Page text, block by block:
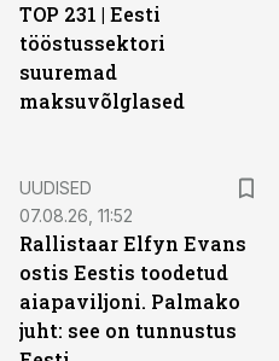
TOP 231 | Eesti
tööstussektori
suuremad
maksuvõlglased
UUDISED
07.08.26, 11:52
Rallistaar Elfyn Evans
ostis Eestis toodetud
aiapaviljoni. Palmako
juht: see on tunnustus